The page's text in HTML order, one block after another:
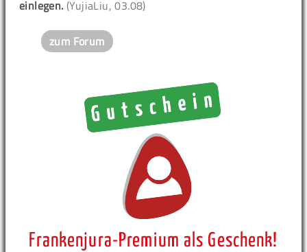
einlegen. (YujiaLiu, 03.08)
zum Forum
Frankenjura-Premium als Geschenk!